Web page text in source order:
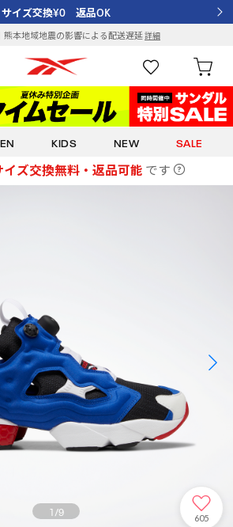
サイズ交換¥0 返品OK
熊本地域地震の影響による配送遅延詳細
KIDS NEW SALE
イズ交換無料・返品可能 です
1/9 605